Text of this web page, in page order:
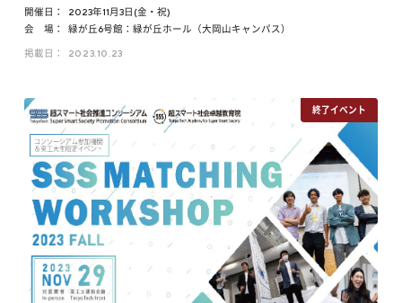
開催日：
2023年11月3日(金・祝)
会 場：
緑が丘6号館：緑が丘ホール（大岡山キャンパス）
掲載日： 2023.10.23